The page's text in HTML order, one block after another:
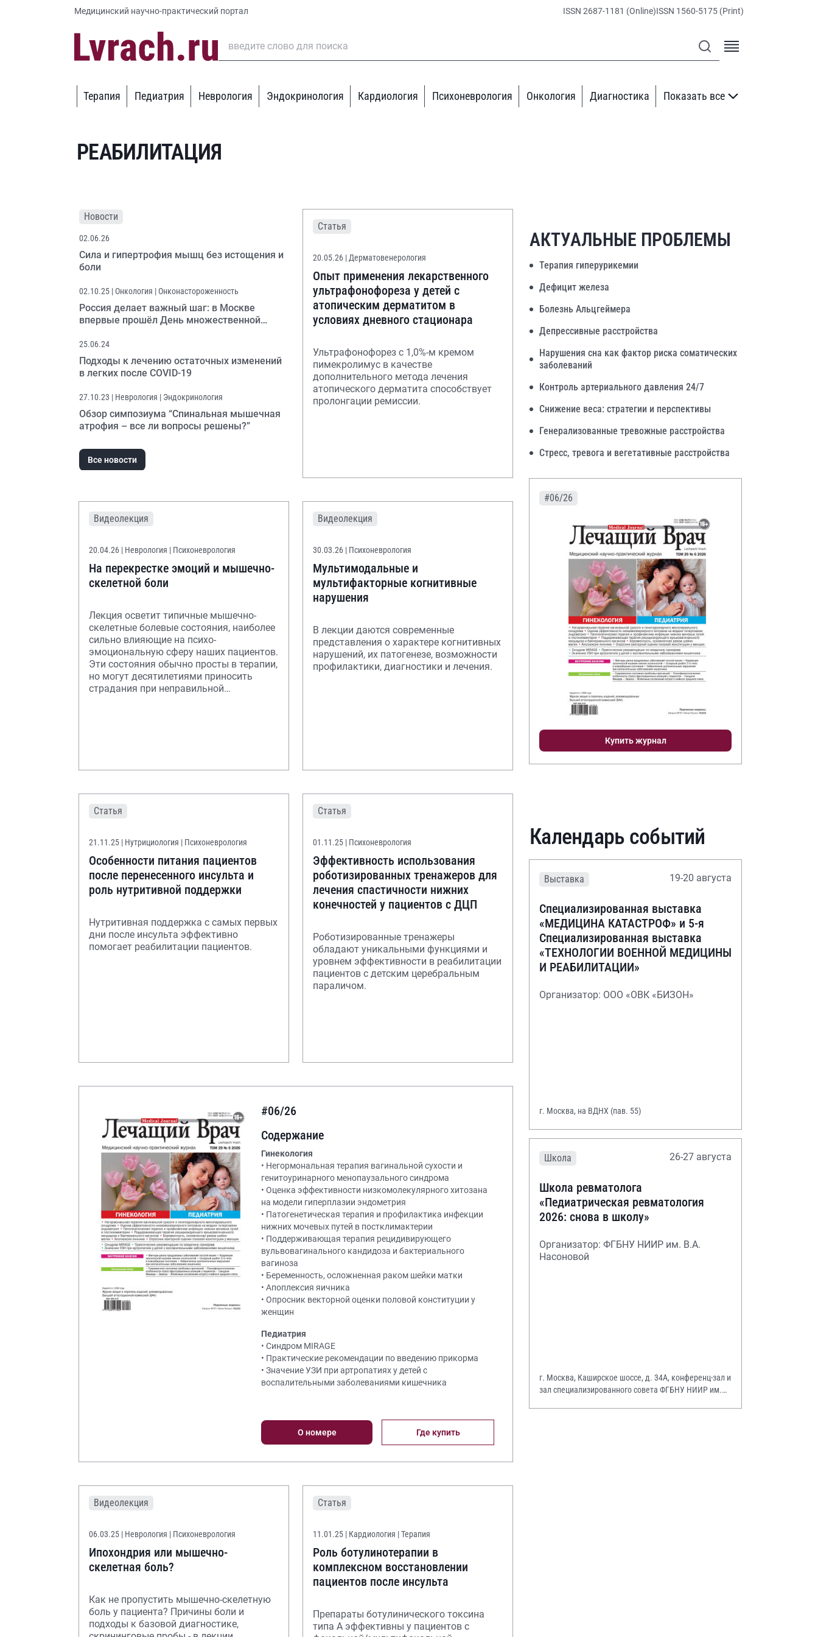
Медицинский научно-практический портал ISSN 2687-1181 (Online)ISSN 1560-5175 (Print)
Терапия Педиатрия Неврология Эндокринология Кардиология Психоневрология Онкология Диагностика Показать все
РЕАБИЛИТАЦИЯ
Новости
02.06.26
Cила и гипертрофия мышц без истощения и
боли
02.10.25 | Онкология | Онконастороженность
Россия делает важный шаг: в Москве
впервые прошёл День множественной
25.06.24
Подходы к лечению остаточных изменений
в легких после COVID-19
27.10.23 | Неврология | Эндокринология
Обзор симпозиума “Спинальная мышечная
атрофия – все ли вопросы решены?”
Все новости
Статья
20.05.26 | Дерматовенерология
Опыт применения лекарственного
ультрафонофореза у детей с
атопическим дерматитом в
условиях дневного стационара
Ультрафонофорез с 1,0%-м кремом
пимекролимус в качестве
дополнительного метода лечения
атопического дерматита способствует
пролонгации ремиссии.
Видеолекция
20.04.26 | Неврология | Психоневрология
На перекрестке эмоций и мышечно-
скелетной боли
Лекция осветит типичные мышечно-
скелетные болевые состояния, наиболее
сильно влияющие на психо-
эмоциональную сферу наших пациентов.
Эти состояния обычно просты в терапии,
но могут десятилетиями приносить
страдания при неправильной
Видеолекция
30.03.26 | Психоневрология
Мультимодальные и
мультифакторные когнитивные
нарушения
В лекции даются современные
представления о характере когнитивных
нарушений, их патогенезе, возможности
профилактики, диагностики и лечения.
Статья
21.11.25 | Нутрициология | Психоневрология
Особенности питания пациентов
после перенесенного инсульта и
роль нутритивной поддержки
Нутритивная поддержка с самых первых
дни после инсульта эффективно
помогает реабилитации пациентов.
Статья
01.11.25 | Психоневрология
Эффективность использования
роботизированных тренажеров для
лечения спастичности нижних
конечностей у пациентов с ДЦП
Роботизированные тренажеры
обладают уникальными функциями и
уровнем эффективности в реабилитации
пациентов с детским церебральным
параличом.
#06/26
Содержание
Гинекология
• Негормональная терапия вагинальной сухости и
генитоуринарного менопаузального синдрома
• Оценка эффективности низкомолекулярного хитозана
на модели гиперплазии эндометрия
• Патогенетическая терапия и профилактика инфекции
нижних мочевых путей в постклимактерии
• Поддерживающая терапия рецидивирующего
вульвовагинального кандидоза и бактериального
вагиноза
• Беременность, осложненная раком шейки матки
• Апоплексия яичника
• Опросник векторной оценки половой конституции у
женщин
Педиатрия
• Синдром MIRAGE
• Практические рекомендации по введению прикорма
• Значение УЗИ при артропатиях у детей с
воспалительными заболеваниями кишечника
О номере Где купить
Видеолекция
06.03.25 | Неврология | Психоневрология
Ипохондрия или мышечно-
скелетная боль?
Как не пропустить мышечно-скелетную
боль у пациента? Причины боли и
подходы к базовой диагностике,
Статья
11.01.25 | Кардиология | Терапия
Роль ботулинотерапии в
комплексном восстановлении
пациентов после инсульта
Препараты ботулинического токсина
типа А эффективны у пациентов с
АКТУАЛЬНЫЕ ПРОБЛЕМЫ
Терапия гиперурикемии
Дефицит железа
Болезнь Альцгеймера
Депрессивные расстройства
Нарушения сна как фактор риска соматических
заболеваний
Контроль артериального давления 24/7
Снижение веса: стратегии и перспективы
Генерализованные тревожные расстройства
Стресс, тревога и вегетативные расстройства
#06/26
Купить журнал
Календарь событий
Выставка 19-20 августа
Специализированная выставка
«МЕДИЦИНА КАТАСТРОФ» и 5-я
Специализированная выставка
«ТЕХНОЛОГИИ ВОЕННОЙ МЕДИЦИНЫ
И РЕАБИЛИТАЦИИ»
Организатор: ООО «ОВК «БИЗОН»
г. Москва, на ВДНХ (пав. 55)
Школа 26-27 августа
Школа ревматолога
«Педиатрическая ревматология
2026: снова в школу»
Организатор: ФГБНУ НИИР им. В.А.
Насоновой
г. Москва, Каширское шоссе, д. 34А, конференц-зал и
зал специализированного совета ФГБНУ НИИР им.